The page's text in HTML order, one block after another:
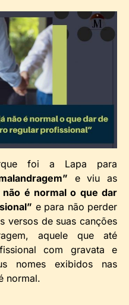
foi a Lapa para
e viu as
não é normal o que dar
e para não perder
versos de suas canções
aquele que até
com gravata e
nomes exibidos nas
normal.